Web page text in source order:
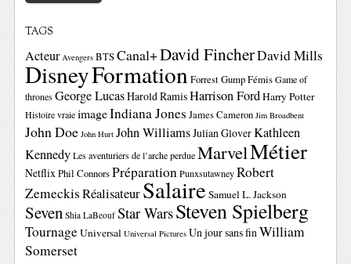
TAGS
Acteur Avengers BTSCanal+David FincherDavid Mills
DisneyFormationForrest GumpFémis Game of
thrones George LucasHarold RamisHarrison FordHarry Potter
Histoire vraie imageIndiana Jones James Cameron Jim Broadbent
John Doe John Hurt John WilliamsJulian GloverKathleen
Kennedy Les aventuriers de l’arche perdue MarvelMétier
NetflixPhil ConnorsPréparation Punxsutawney Robert
ZemeckisRéalisateurSalaire Samuel L. Jackson
Seven Shia LaBeouf Star WarsSteven Spielberg
TournageUniversal Universal Pictures Un jour sans finWilliam
Somerset